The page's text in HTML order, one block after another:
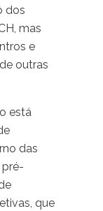
dos
mas
e
outras
está
das
pré-
que